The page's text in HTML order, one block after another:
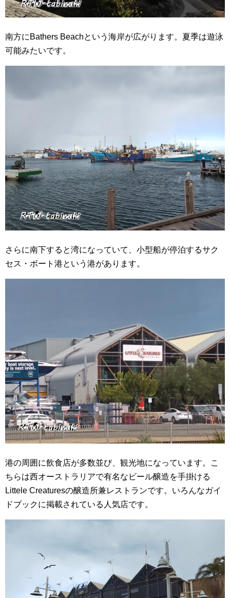
南方にBathers Beachという海岸が広がります。夏季は遊泳
可能みたいです。
さらに南下すると湾になっていて、小型船が停泊するサク
セス・ボート港という港があります。
港の周囲に飲食店が多数並び、観光地になっています。こ
ちらは西オーストラリアで有名なビール醸造を手掛ける
Littele Creaturesの醸造所兼レストランです。いろんなガイ
ドブックに掲載されている人気店です。